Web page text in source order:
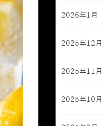
2026年1月
2025年12月
2025年11月
2025年10月